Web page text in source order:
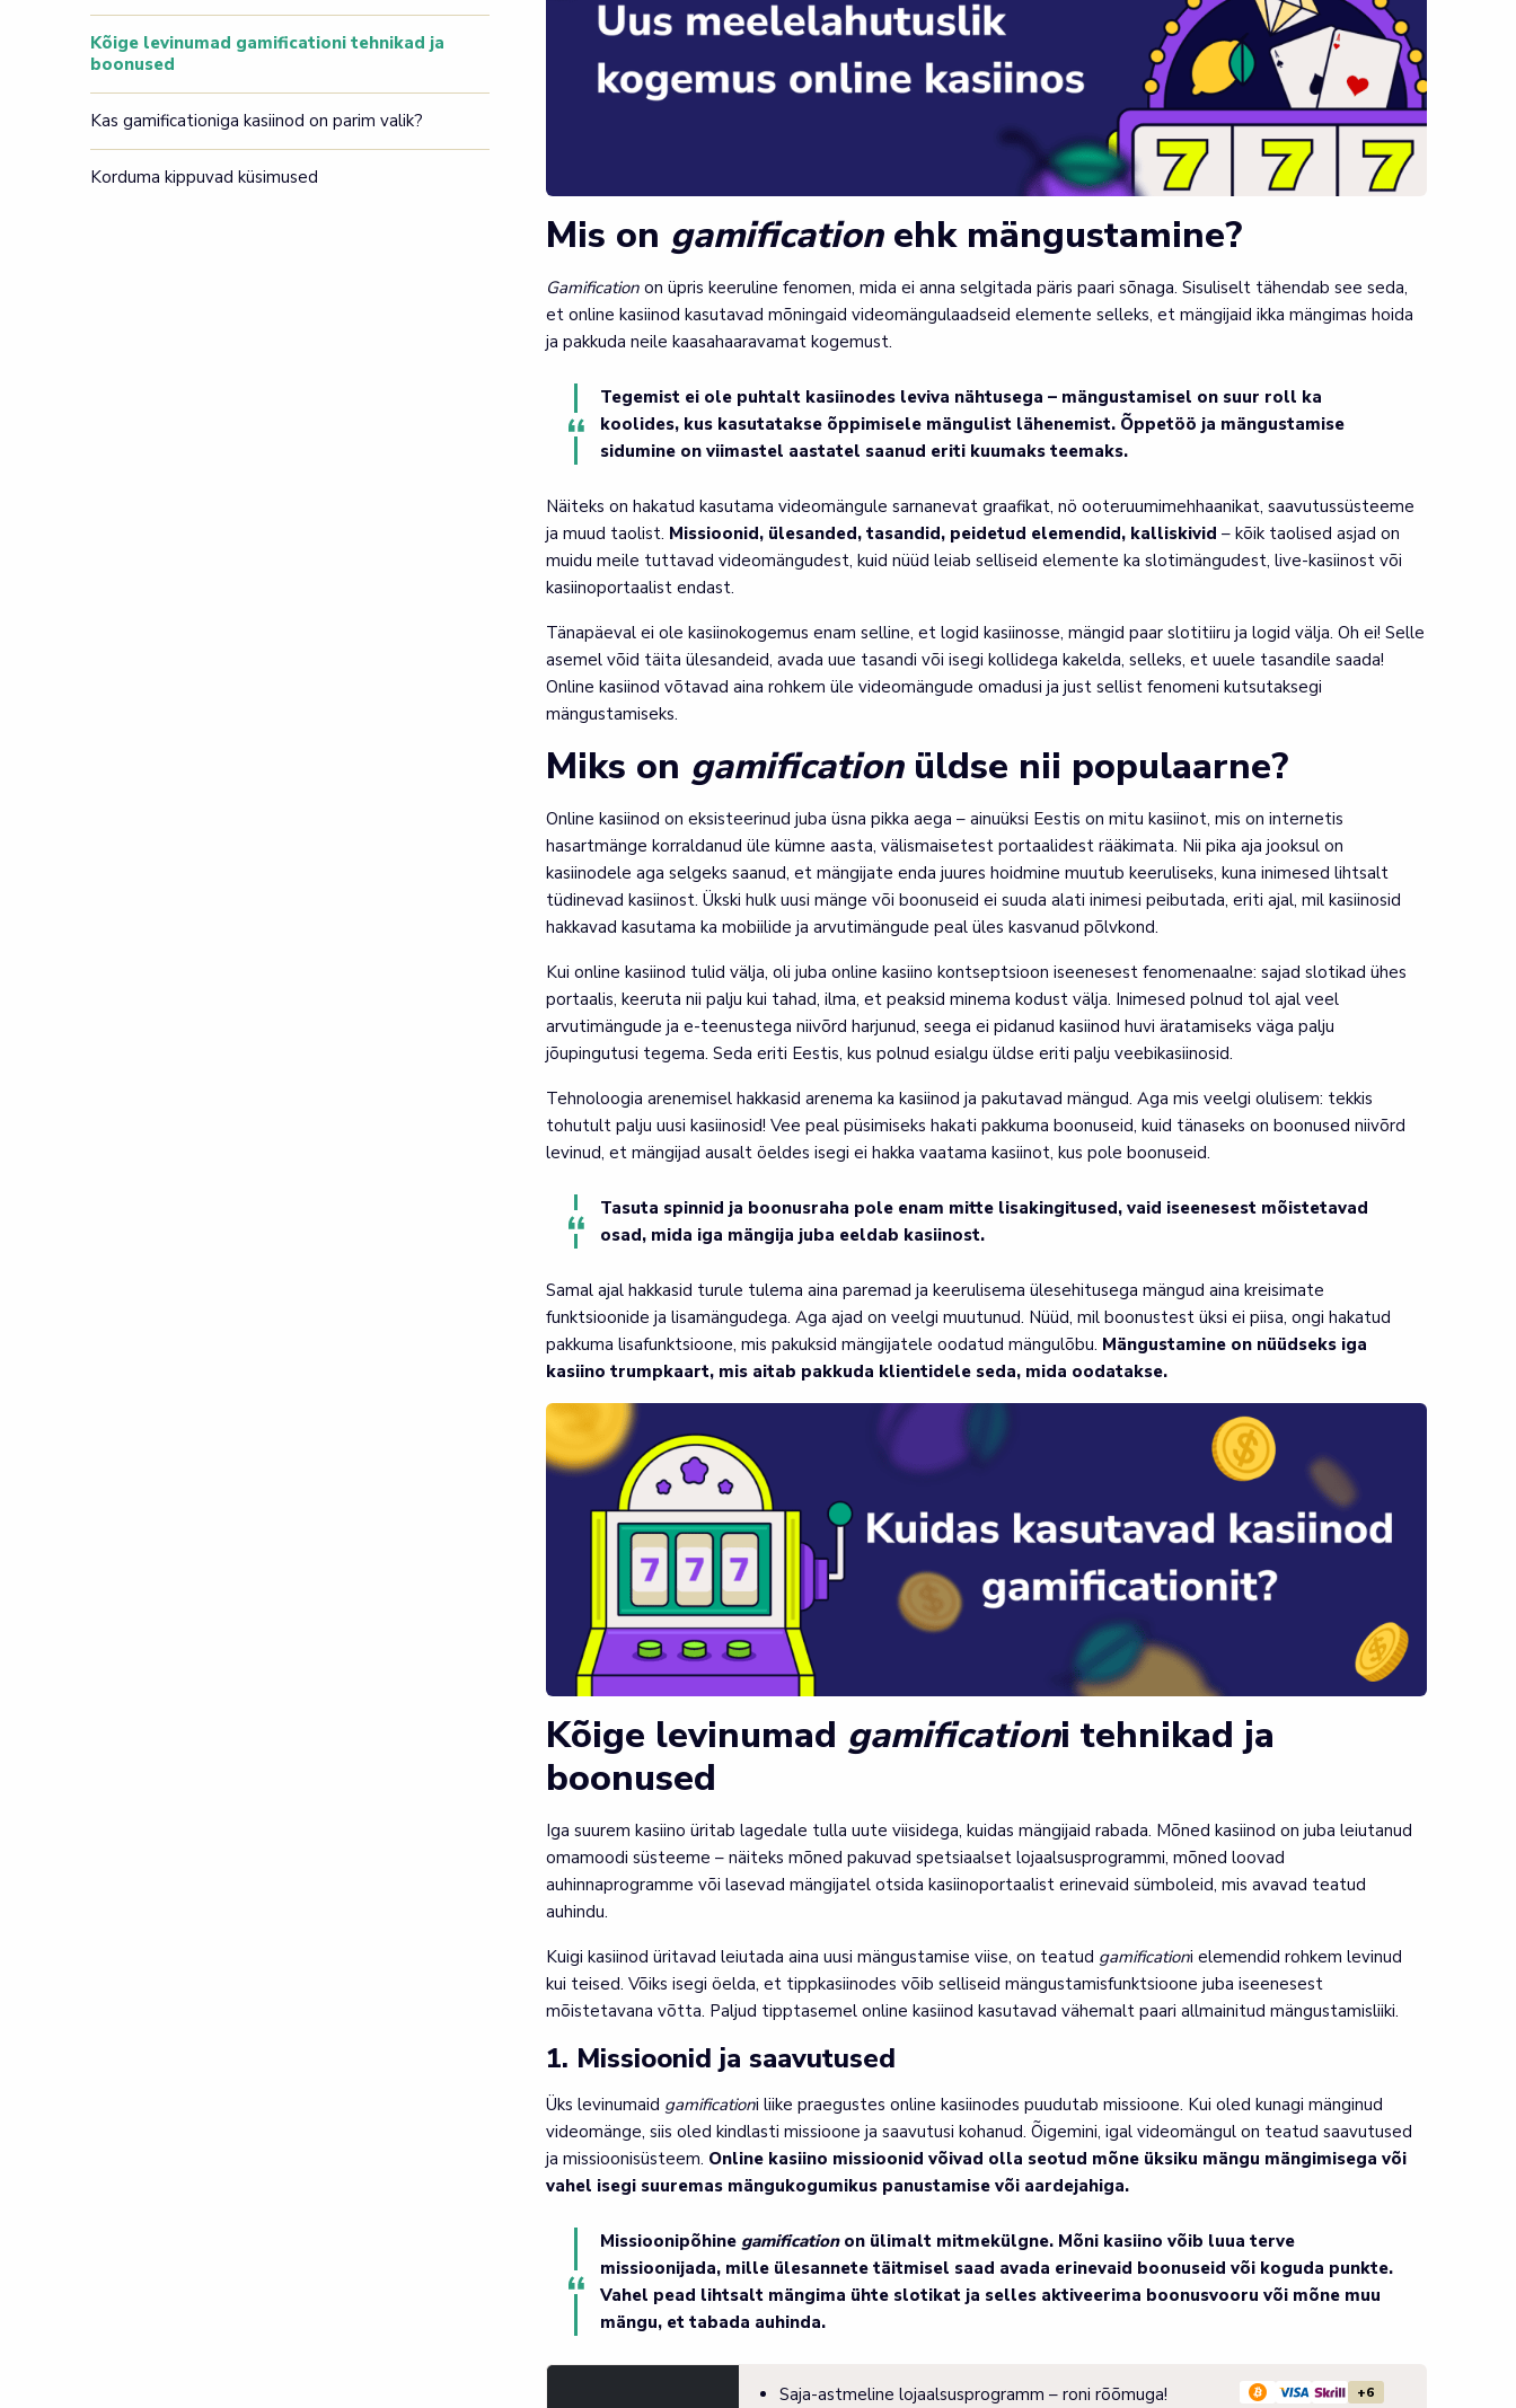
Kõige levinumad gamificationi tehnikad ja
boonused
Kas gamificationiga kasiinod on parim valik?
Korduma kippuvad küsimused
Mis on gamification ehk mängustamine?
Gamificationon üpris keeruline fenomen, mida ei anna selgitada päris paari sõnaga. Sisuliselt tähendab see seda,
et online kasiinod kasutavad mõningaid videomängulaadseid elemente selleks, et mängijaid ikka mängimas hoida
ja pakkuda neile kaasahaaravamat kogemust.
Tegemist ei ole puhtalt kasiinodes leviva nähtusega – mängustamisel on suur roll ka
koolides, kus kasutatakse õppimisele mängulist lähenemist. Õppetöö ja mängustamise
sidumine on viimastel aastatel saanud eriti kuumaks teemaks.
Näiteks on hakatud kasutama videomängule sarnanevat graafikat, nö ooteruumimehhaanikat, saavutussüsteeme
ja muud taolist. Missioonid, ülesanded, tasandid, peidetud elemendid, kalliskivid – kõik taolised asjad on
muidu meile tuttavad videomängudest, kuid nüüd leiab selliseid elemente ka slotimängudest, live-kasiinost või
kasiinoportaalist endast.
Tänapäeval ei ole kasiinokogemus enam selline, et logid kasiinosse, mängid paar slotitiiru ja logid välja. Oh ei! Selle
asemel võid täita ülesandeid, avada uue tasandi või isegi kollidega kakelda, selleks, et uuele tasandile saada!
Online kasiinod võtavad aina rohkem üle videomängude omadusi ja just sellist fenomeni kutsutaksegi
mängustamiseks.
Miks on gamification üldse nii populaarne?
Online kasiinod on eksisteerinud juba üsna pikka aega – ainuüksi Eestis on mitu kasiinot, mis on internetis
hasartmänge korraldanud üle kümne aasta, välismaisetest portaalidest rääkimata. Nii pika aja jooksul on
kasiinodele aga selgeks saanud, et mängijate enda juures hoidmine muutub keeruliseks, kuna inimesed lihtsalt
tüdinevad kasiinost. Ükski hulk uusi mänge või boonuseid ei suuda alati inimesi peibutada, eriti ajal, mil kasiinosid
hakkavad kasutama ka mobiilide ja arvutimängude peal üles kasvanud põlvkond.
Kui online kasiinod tulid välja, oli juba online kasiino kontseptsioon iseenesest fenomenaalne: sajad slotikad ühes
portaalis, keeruta nii palju kui tahad, ilma, et peaksid minema kodust välja. Inimesed polnud tol ajal veel
arvutimängude ja e-teenustega niivõrd harjunud, seega ei pidanud kasiinod huvi äratamiseks väga palju
jõupingutusi tegema. Seda eriti Eestis, kus polnud esialgu üldse eriti palju veebikasiinosid.
Tehnoloogia arenemisel hakkasid arenema ka kasiinod ja pakutavad mängud. Aga mis veelgi olulisem: tekkis
tohutult palju uusi kasiinosid! Vee peal püsimiseks hakati pakkuma boonuseid, kuid tänaseks on boonused niivõrd
levinud, et mängijad ausalt öeldes isegi ei hakka vaatama kasiinot, kus pole boonuseid.
Tasuta spinnid ja boonusraha pole enam mitte lisakingitused, vaid iseenesest mõistetavad
osad, mida iga mängija juba eeldab kasiinost.
Samal ajal hakkasid turule tulema aina paremad ja keerulisema ülesehitusega mängud aina kreisimate
funktsioonide ja lisamängudega. Aga ajad on veelgi muutunud. Nüüd, mil boonustest üksi ei piisa, ongi hakatud
pakkuma lisafunktsioone, mis pakuksid mängijatele oodatud mängulõbu. Mängustamine on nüüdseks iga
kasiino trumpkaart, mis aitab pakkuda klientidele seda, mida oodatakse.
Kõige levinumad gamificationi tehnikad ja
boonused
Iga suurem kasiino üritab lagedale tulla uute viisidega, kuidas mängijaid rabada. Mõned kasiinod on juba leiutanud
omamoodi süsteeme – näiteks mõned pakuvad spetsiaalset lojaalsusprogrammi, mõned loovad
auhinnaprogramme või lasevad mängijatel otsida kasiinoportaalist erinevaid sümboleid, mis avavad teatud
auhindu.
Kuigi kasiinod üritavad leiutada aina uusi mängustamise viise, on teatud gamificationi elemendid rohkem levinud
kui teised. Võiks isegi öelda, et tippkasiinodes võib selliseid mängustamisfunktsioone juba iseenesest
mõistetavana võtta. Paljud tipptasemel online kasiinod kasutavad vähemalt paari allmainitud mängustamisliiki.
1. Missioonid ja saavutused
Üks levinumaid gamificationi liike praegustes online kasiinodes puudutab missioone. Kui oled kunagi mänginud
videomänge, siis oled kindlasti missioone ja saavutusi kohanud. Õigemini, igal videomängul on teatud saavutused
ja missioonisüsteem. Online kasiino missioonid võivad olla seotud mõne üksiku mängu mängimisega või
vahel isegi suuremas mängukogumikus panustamise või aardejahiga.
Missioonipõhine gamification on ülimalt mitmekülgne. Mõni kasiino võib luua terve
missioonijada, mille ülesannete täitmisel saad avada erinevaid boonuseid või koguda punkte.
Vahel pead lihtsalt mängima ühte slotikat ja selles aktiveerima boonusvooru või mõne muu
mängu, et tabada auhinda.
Saja-astmeline lojaalsusprogramm – roni rõõmuga!
+6